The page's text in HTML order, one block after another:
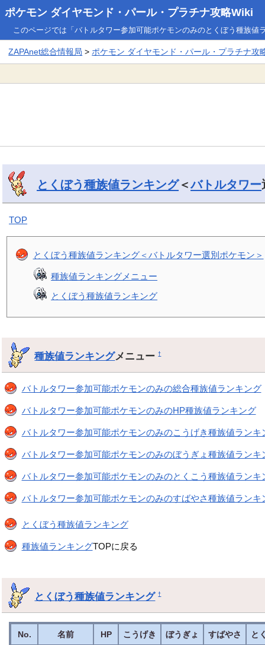
ポケモン ダイヤモンド・パール・プラチナ攻略Wiki
このページでは「バトルタワー参加可能ポケモンのみのとくぼう種族値
ZAPAnet総合情報局 >ポケモン ダイヤモンド・パール・プラチナ攻
とくぼう種族値ランキング＜バトルタワー
TOP
とくぼう種族値ランキング＜バトルタワー選別ポケモン＞
種族値ランキングメニュー
とくぼう種族値ランキング
種族値ランキングメニュー†
バトルタワー参加可能ポケモンのみの総合種族値ランキング
バトルタワー参加可能ポケモンのみのHP種族値ランキング
バトルタワー参加可能ポケモンのみのこうげき種族値ランキ
バトルタワー参加可能ポケモンのみのぼうぎょ種族値ランキ
バトルタワー参加可能ポケモンのみのとくこう種族値ランキ
バトルタワー参加可能ポケモンのみのすばやさ種族値ランキ
とくぼう種族値ランキング
種族値ランキングTOPに戻る
とくぼう種族値ランキング †
No. 名前 HP こうげき ぼうぎょ すばやさ と